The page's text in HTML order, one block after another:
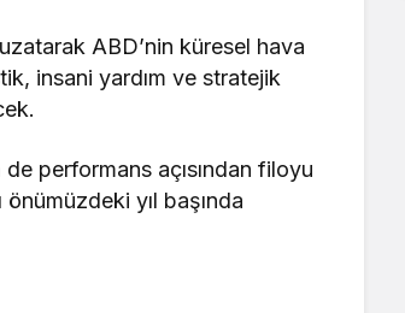
ABD’nin küresel hava
insani yardım ve stratejik
performans açısından filoyu
yıl başında